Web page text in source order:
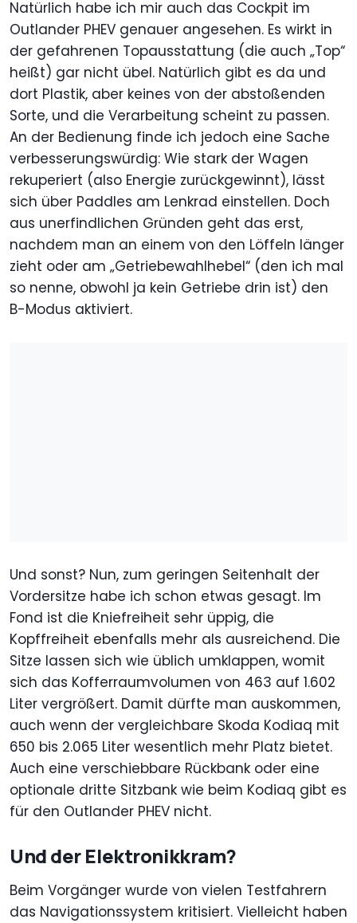
Natürlich habe ich mir auch das Cockpit im
Outlander PHEV genauer angesehen. Es wirkt in
der gefahrenen Topausstattung (die auch „Top“
heißt) gar nicht übel. Natürlich gibt es da und
dort Plastik, aber keines von der abstoßenden
Sorte, und die Verarbeitung scheint zu passen.
An der Bedienung finde ich jedoch eine Sache
verbesserungswürdig: Wie stark der Wagen
rekuperiert (also Energie zurückgewinnt), lässt
sich über Paddles am Lenkrad einstellen. Doch
aus unerfindlichen Gründen geht das erst,
nachdem man an einem von den Löffeln länger
zieht oder am „Getriebewahlhebel“ (den ich mal
so nenne, obwohl ja kein Getriebe drin ist) den
B-Modus aktiviert.
Und sonst? Nun, zum geringen Seitenhalt der
Vordersitze habe ich schon etwas gesagt. Im
Fond ist die Kniefreiheit sehr üppig, die
Kopffreiheit ebenfalls mehr als ausreichend. Die
Sitze lassen sich wie üblich umklappen, womit
sich das Kofferraumvolumen von 463 auf 1.602
Liter vergrößert. Damit dürfte man auskommen,
auch wenn der vergleichbare Skoda Kodiaq mit
650 bis 2.065 Liter wesentlich mehr Platz bietet.
Auch eine verschiebbare Rückbank oder eine
optionale dritte Sitzbank wie beim Kodiaq gibt es
für den Outlander PHEV nicht.
Und der Elektronikkram?
Beim Vorgänger wurde von vielen Testfahrern
das Navigationssystem kritisiert. Vielleicht haben